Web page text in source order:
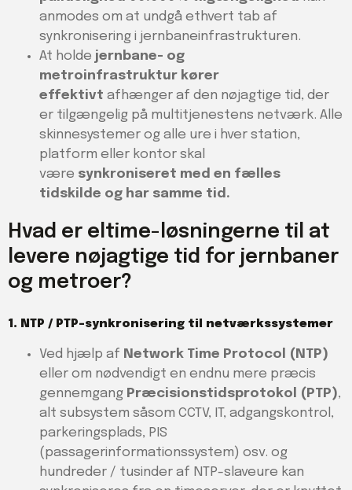
anmodes om at undgå ethvert tab af
synkronisering i jernbaneinfrastrukturen.
At holde jernbane- og
metroinfrastruktur kører
effektivt afhænger af den nøjagtige tid, der
er tilgængelig på multitjenestens netværk. Alle
skinnesystemer og alle ure i hver station,
platform eller kontor skal
være synkroniseret med en fælles
tidskilde og har samme tid.
Hvad er eltime-løsningerne til at
levere nøjagtige tid for jernbaner
og metroer?
1. NTP / PTP-synkronisering til netværkssystemer
Ved hjælp af Network Time Protocol (NTP)
eller om nødvendigt en endnu mere præcis
gennemgang Præcisionstidsprotokol (PTP),
alt subsystem såsom CCTV, IT, adgangskontrol,
parkeringsplads, PIS
(passagerinformationssystem) osv. og
hundreder / tusinder af NTP-slaveure kan